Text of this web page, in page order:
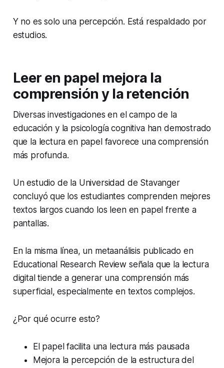
Y no es solo una percepción. Está respaldado por
estudios.
Leer en papel mejora la
comprensión y la retención
Diversas investigaciones en el campo de la
educación y la psicología cognitiva han demostrado
que la lectura en papel favorece una comprensión
más profunda.
Un estudio de la Universidad de Stavanger
concluyó que los estudiantes comprenden mejores
textos largos cuando los leen en papel frente a
pantallas.
En la misma línea, un metaanálisis publicado en
Educational Research Review señala que la lectura
digital tiende a generar una comprensión más
superficial, especialmente en textos complejos.
¿Por qué ocurre esto?
El papel facilita una lectura más pausada
Mejora la percepción de la estructura del